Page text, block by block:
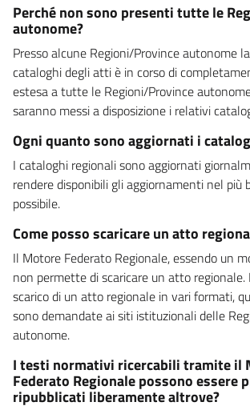
Perché non sono presenti tutte le
autonome?
Presso alcune Regioni/Province autonome
cataloghi degli atti è in corso di
estesa a tutte le Regioni/Province
saranno messi a disposizione i relativi
Ogni quanto sono aggiornati i
I cataloghi regionali sono aggiornati
rendere disponibili gli aggiornamenti nel più
possibile.
Come posso scaricare un atto
Il Motore Federato Regionale, essendo un
non permette di scaricare un atto
scarico di un atto regionale in vari formati,
sono demandate ai siti istituzionali delle
autonome.
I testi normativi ricercabili tramite il
Federato Regionale possono essere
ripubblicati liberamente altrove?